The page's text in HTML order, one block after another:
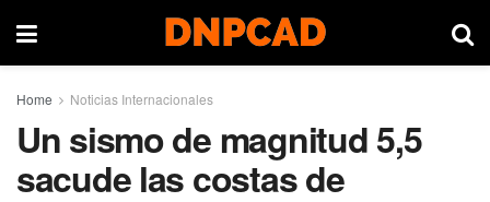
Home Noticias Internacionales
Un sismo de magnitud 5,5
sacude las costas de